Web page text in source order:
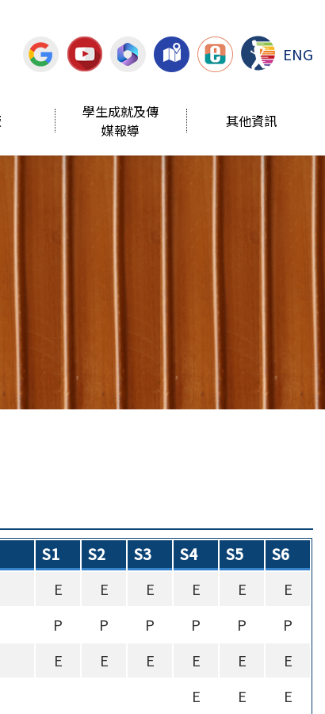
ENG
學生成就及傳
媒報導
其他資訊
S1 S2 S3 S4 S5
S6
E E E E E
E
P P P P P
P
E E E E E
E
E E
E